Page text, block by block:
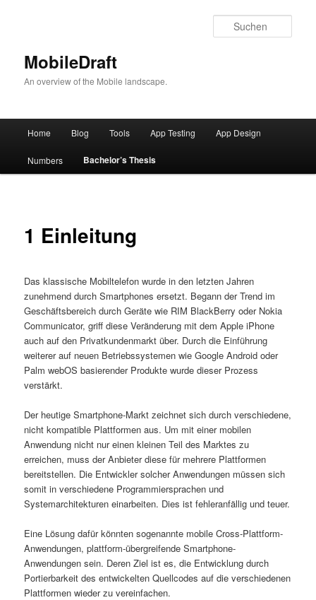
MobileDraft
An overview of the Mobile landscape.
Zum
Inhalt
Home Blog Tools App Testing App Design
Numbers Bachelor’s Thesis
1 Einleitung
Das klassische Mobiltelefon wurde in den letzten Jahren
zunehmend durch Smartphones ersetzt. Begann der Trend im
Geschäftsbereich durch Geräte wie RIM BlackBerry oder Nokia
Communicator, griff diese Veränderung mit dem Apple iPhone
auch auf den Privatkunden­markt über. Durch die Einführung
weiterer auf neuen Betriebssystemen wie Google Android oder
Palm webOS basierender Produkte wurde dieser Prozess
verstärkt.
Der heutige Smartphone-Markt zeichnet sich durch verschiedene,
nicht kompatible Plattformen aus. Um mit einer mobilen
Anwendung nicht nur einen kleinen Teil des Marktes zu
erreichen, muss der Anbieter diese für mehrere Plattformen
bereitstellen. Die Entwickler solcher Anwendungen müssen sich
somit in verschiedene Programmiersprachen und
Systemarchitekturen einarbeiten. Dies ist fehleranfällig und teuer.
Eine Lösung dafür könnten sogenannte mobile Cross-Plattform-
Anwendungen, plattform-über­greifende Smartphone-
Anwendungen sein. Deren Ziel ist es, die Entwicklung durch
Portier­barkeit des entwickelten Quellcodes auf die verschiedenen
Plattformen wieder zu vereinfachen.